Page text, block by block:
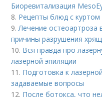
Биоревитализация
8. Рецепты блюд с куртом
9.Лечение остеоартроза
причины разрушения
10. Вся правда про
лазерной эпиляции
11. Подготовка к
задаваемые вопросы
12. После ботокса, что